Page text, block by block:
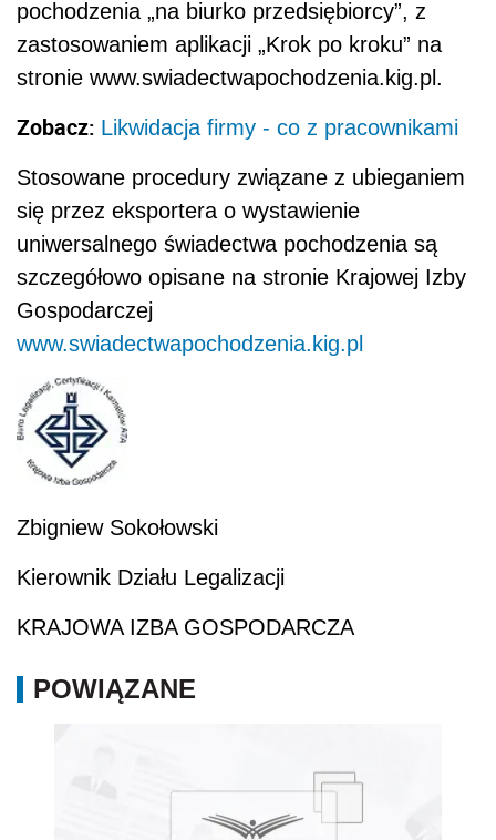
pochodzenia „na biurko przedsiębiorcy”, z
zastosowaniem aplikacji „Krok po kroku” na
stronie www.swiadectwapochodzenia.kig.pl.
Zobacz: Likwidacja firmy - co z pracownikami
Stosowane procedury związane z ubieganiem
się przez eksportera o wystawienie
uniwersalnego świadectwa pochodzenia są
szczegółowo opisane na stronie Krajowej Izby
Gospodarczej
www.swiadectwapochodzenia.kig.pl
Zbigniew Sokołowski
Kierownik Działu Legalizacji
KRAJOWA IZBA GOSPODARCZA
POWIĄZANE